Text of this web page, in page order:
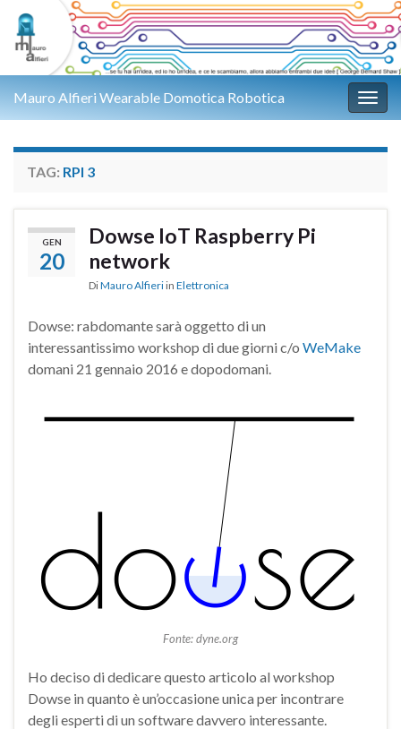
Mauro Alfieri Wearable Domotica Robotica
TAG: RPI 3
GEN
20
Dowse IoT Raspberry Pi
network
DiMauro Alfieri in Elettronica
Dowse: rabdomante sarà oggetto di un
interessantissimo workshop di due giorni c/o WeMake
domani 21 gennaio 2016 e dopodomani.
Fonte: dyne.org
Ho deciso di dedicare questo articolo al workshop
Dowse in quanto è un’occasione unica per incontrare
degli esperti di un software davvero interessante.